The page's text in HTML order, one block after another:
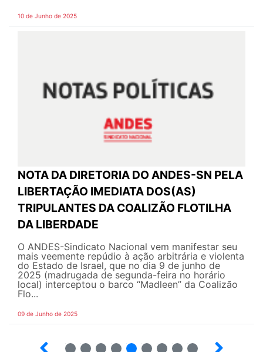
10 de Junho de 2025
NOTA DA DIRETORIA DO ANDES-SN PELA
LIBERTAÇÃO IMEDIATA DOS(AS)
TRIPULANTES DA COALIZÃO FLOTILHA
DA LIBERDADE
O ANDES-Sindicato Nacional vem manifestar seu
mais veemente repúdio à ação arbitrária e violenta
do Estado de Israel, que no dia 9 de junho de
2025 (madrugada de segunda-feira no horário
local) interceptou o barco “Madleen” da Coalizão
Flo...
09 de Junho de 2025